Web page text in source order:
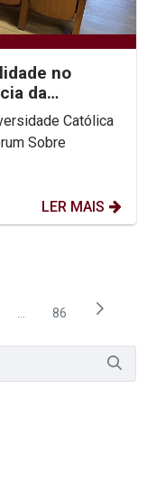
no
da
Católica
Sobre
LER MAIS
ABA para navegar.
PáginasPágina
86